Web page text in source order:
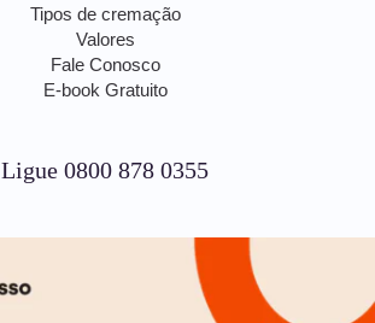
Tipos de cremação
Valores
Fale Conosco
E-book Gratuito
Ligue 0800 878 0355